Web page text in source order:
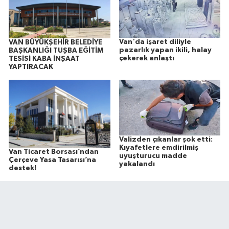
VAN BÜYÜKŞEHİR BELEDİYE
BAŞKANLIĞI TUŞBA EĞİTİM
TESİSİ KABA İNŞAAT
YAPTIRACAK
Van'da işaret diliyle
pazarlık yapan ikili, halay
çekerek anlaştı
Van Ticaret Borsası’ndan
Çerçeve Yasa Tasarısı’na
destek!
Valizden çıkanlar şok etti:
Kıyafetlere emdirilmiş
uyuşturucu madde
yakalandı